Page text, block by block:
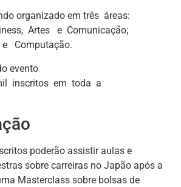
organizado em três áreas:
Artes e Comunicação;
Computação.
evento
inscritos em toda a
poderão assistir aulas e
sobre carreiras no Japão após a
Masterclass sobre bolsas de